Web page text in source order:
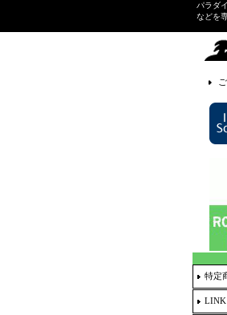
パラダ
などを
特定
LINK